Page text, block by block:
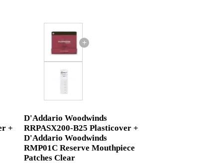
+
+
D'Addario Woodwinds
RRPASX200-B25 Plasticover +
D'Addario Woodwinds
RMP01C Reserve Mouthpiece
Patches Clear